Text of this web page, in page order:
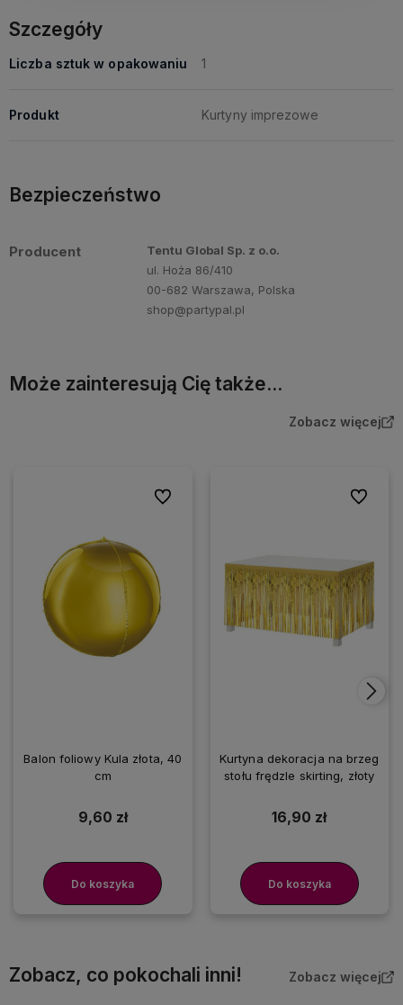
Szczegóły
Liczba sztuk w opakowaniu 1
Produkt Kurtyny imprezowe
Bezpieczeństwo
Producent
Tentu Global Sp. z o.o.
ul. Hoża 86/410
00-682 Warszawa, Polska
shop@partypal.pl
Może zainteresują Cię także...
Zobacz więcej
Balon foliowy Kula złota, 40
cm
9,60 zł
Do koszyka
Do ulubionych
Kurtyna dekoracja na brzeg
stołu frędzle skirting, złoty
16,90 zł
Do koszyka
Do
Zobacz, co pokochali inni! Zobacz więcej